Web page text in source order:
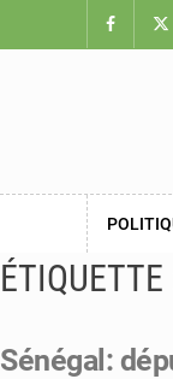
ÉTIQUETTE
Sénégal: